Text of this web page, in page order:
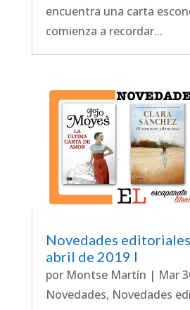
encuentra una carta
comienza a recordar...
Novedades
abril de 2019 I
por Montse Martín | Mar
Novedades, Novedades